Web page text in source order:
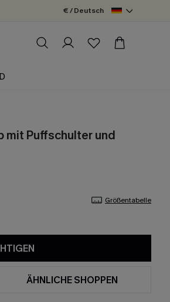
€ / Deutsch
mit Puffschulter und
Größentabelle
ÄHNLICHE SHOPPEN